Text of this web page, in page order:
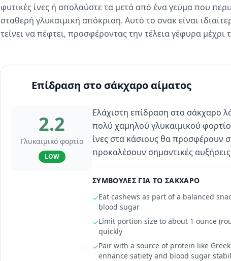
φυτικές ίνες ή απολαύστε τα μετά από ένα γεύμα που
σταθερή γλυκαιμική απόκριση. Αυτό το σνακ είναι
τείνει να πέφτει, προσφέροντας την τέλεια γέφυρα
Επίδραση στο σάκχαρο αίματος
2.2
Γλυκαιμικό φορτίο
LOW
Ελάχιστη επίδραση στο σάκχαρο
πολύ χαμηλού γλυκαιμικού
ίνες στα κάσιους θα προσφέρουν
προκαλέσουν σημαντικές
ΣΥΜΒΟΥΛΈΣ ΓΙΑ ΤΟ ΣΆΚΧΑΡΟ
✓Eat cashews as part of a balanced
blood sugar
✓Limit portion size to about 1 ounce
quickly
✓Pair with a source of protein like
enhance satiety and blood sugar